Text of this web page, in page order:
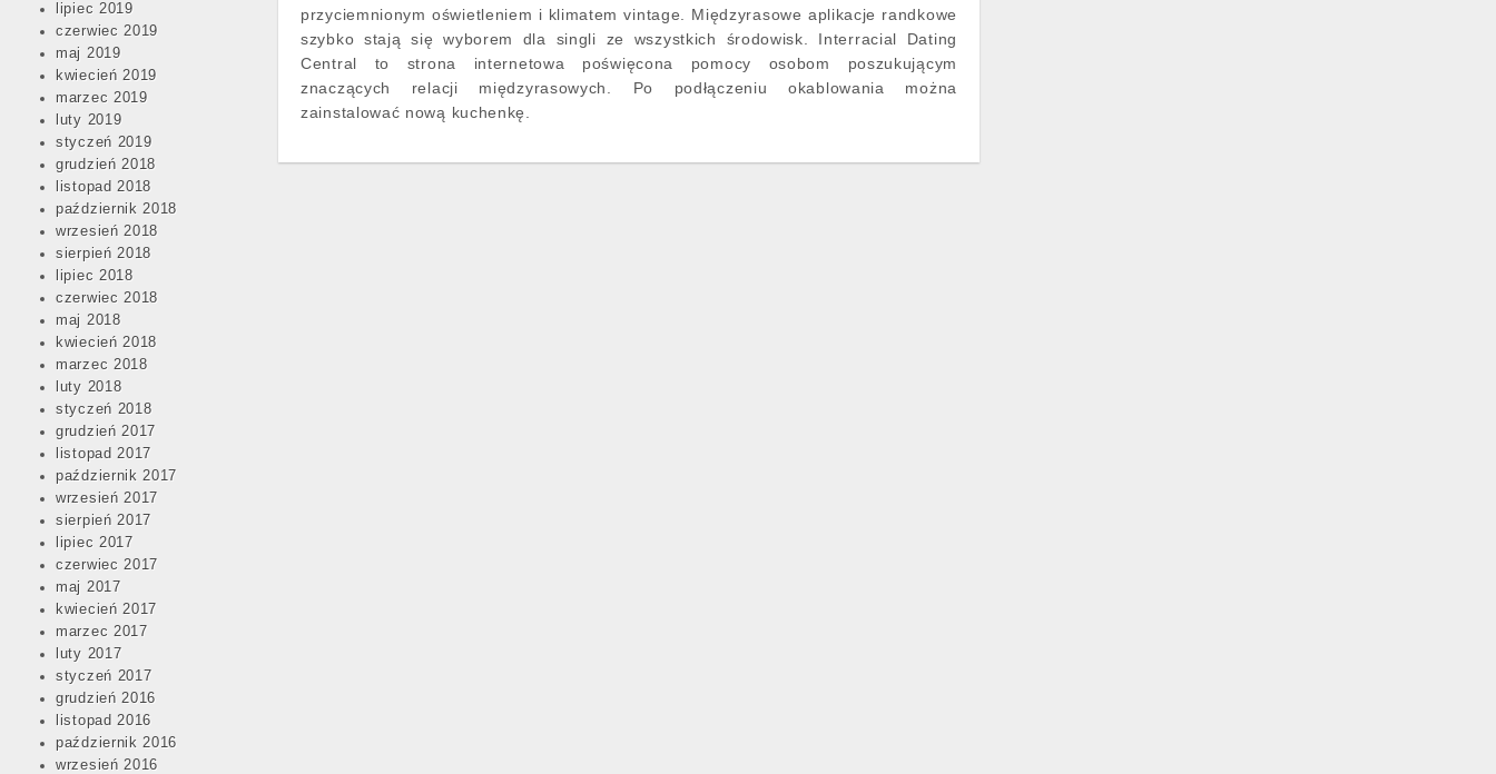
lipiec 2019
czerwiec 2019
maj 2019
kwiecień 2019
marzec 2019
luty 2019
styczeń 2019
grudzień 2018
listopad 2018
październik 2018
wrzesień 2018
sierpień 2018
lipiec 2018
czerwiec 2018
maj 2018
kwiecień 2018
marzec 2018
luty 2018
styczeń 2018
grudzień 2017
listopad 2017
październik 2017
wrzesień 2017
sierpień 2017
lipiec 2017
czerwiec 2017
maj 2017
kwiecień 2017
marzec 2017
luty 2017
styczeń 2017
grudzień 2016
listopad 2016
październik 2016
wrzesień 2016
przyciemnionym oświetleniem i klimatem vintage. Międzyrasowe aplikacje randkowe
szybko stają się wyborem dla singli ze wszystkich środowisk. Interracial Dating
Central to strona internetowa poświęcona pomocy osobom poszukującym
znaczących relacji międzyrasowych. Po podłączeniu okablowania można
zainstalować nową kuchenkę.